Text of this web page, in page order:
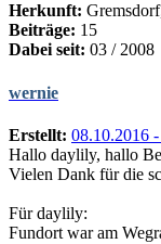
Herkunft:
Beiträge: 15
Dabei seit: 03 / 2008
wernie
Erstellt: 08.10.2016
Hallo daylily, hallo
Vielen Dank für die
Für daylily:
Fundort war am